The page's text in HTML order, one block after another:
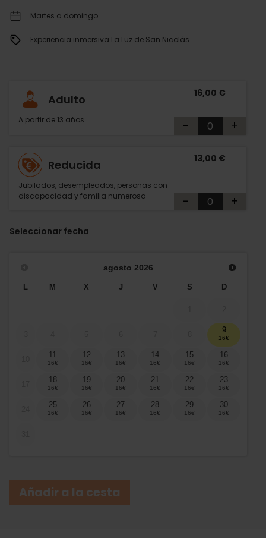
Martes a domingo
Experiencia inmersiva La Luz de San Nicolás
Adulto
A partir de 13 años
16,00 €
- +
Reducida
Jubilados, desempleados, personas con
discapacidad y familia numerosa
13,00 €
- +
Seleccionar fecha
agosto 2026
M X J V S D
9
11 12 13 14 15 16
18 19 20 21 22 23
25 26 27 28 29 30
Añadir a la cesta